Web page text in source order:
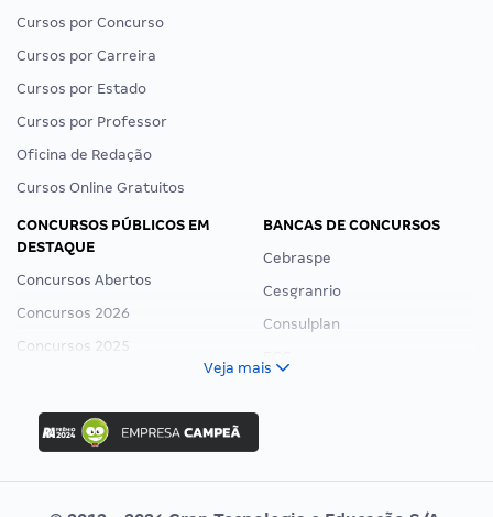
Cursos por Concurso
Cursos por Carreira
Cursos por Estado
Cursos por Professor
Oficina de Redação
Cursos Online Gratuitos
CONCURSOS PÚBLICOS EM
DESTAQUE
Concursos Abertos
Concursos 2026
Concursos 2025
Concurso Ibama
Concurso MPU
Editais publicados
BANCAS DE CONCURSOS
Cebraspe
Cesgranrio
Consulplan
Veja mais